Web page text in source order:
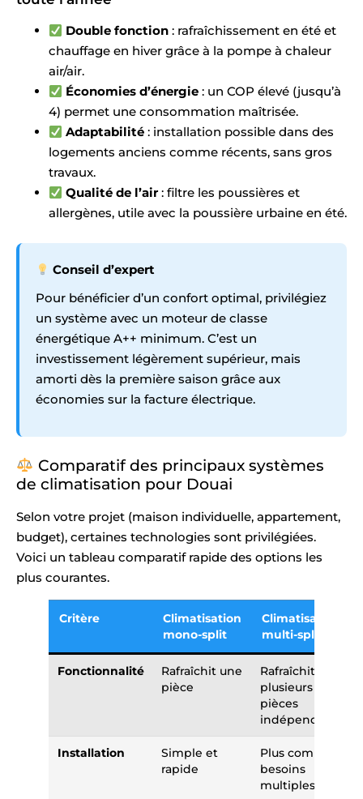
Double fonction : rafraîchissement en été et
chauffage en hiver grâce à la pompe à chaleur
air/air.
Économies d’énergie : un COP élevé (jusqu’à
4) permet une consommation maîtrisée.
Adaptabilité : installation possible dans des
logements anciens comme récents, sans gros
travaux.
Qualité de l’air: filtre les poussières et
allergènes, utile avec la poussière urbaine en été.
Conseil d’expert
Pour bénéficier d’un confort optimal, privilégiez
un système avec un moteur de classe
énergétique A++ minimum. C’est un
investissement légèrement supérieur, mais
amorti dès la première saison grâce aux
économies sur la facture électrique.
Comparatif des principaux systèmes
de climatisation pour Douai
Selon votre projet (maison individuelle, appartement,
budget), certaines technologies sont privilégiées.
Voici un tableau comparatif rapide des options les
plus courantes.
Critère
Climatisation
mono-split
Climatisation
multi-split
Fonctionnalité
Rafraîchit une
pièce
Rafraîchit
plusieurs
pièces
indépendantes
Installation
Simple et
rapide
Plus complexe,
besoins
multiples